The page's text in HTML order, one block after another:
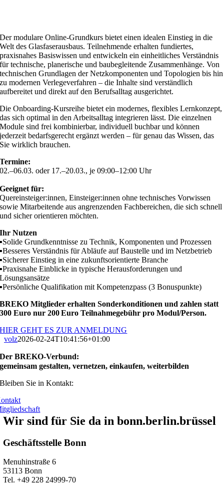
Der modulare Online-Grundkurs bietet einen idealen Einstieg in die
Welt des Glasfaserausbaus. Teilnehmende erhalten fundiertes,
praxisnahes Basiswissen und entwickeln ein einheitliches Verständnis
für technische, planerische und baubegleitende Zusammenhänge. Von
technischen Grundlagen der Netzkomponenten und Topologien bis hin
zu modernen Verlegeverfahren – die Inhalte sind verständlich
aufbereitet und direkt auf den Berufsalltag ausgerichtet.
Die Onboarding-Kursreihe bietet ein modernes, flexibles Lernkonzept,
das sich optimal in den Arbeitsalltag integrieren lässt. Die einzelnen
Module sind frei kombinierbar, individuell buchbar und können
jederzeit bedarfsgerecht ergänzt werden – für genau das Wissen, das
Sie wirklich brauchen.
Termine:
02.–06.03. oder 17.–20.03., je 09:00–12:00 Uhr
Geeignet für:
Quereinsteiger:innen, Einsteiger:innen ohne technisches Vorwissen
sowie Mitarbeitende aus angrenzenden Fachbereichen, die sich schnell
und sicher orientieren möchten.
Ihr Nutzen
▪️Solide Grundkenntnisse zu Technik, Komponenten und Prozessen
▪️Besseres Verständnis für Abläufe auf Baustelle und im Netzbetrieb
▪️Sicherer Einstieg in eine zukunftsorientierte Branche
▪️Praxisnahe Einblicke in typische Herausforderungen und
Lösungsansätze
▪️Persönliche Qualifikation mit Kompetenzpass (3 Bonuspunkte)
BREKO Mitglieder erhalten Sonderkonditionen und zahlen statt
300 Euro nur 200 Euro Teilnahmegebühr pro Modul/Person.
HIER GEHT ES ZUR ANMELDUNG
volz2026-02-24T10:41:56+01:00
Der BREKO-Verbund:
gemeinsam gestalten, vernetzen, einkaufen, weiterbilden
Bleiben Sie in Kontakt:
Wir sind für Sie da in bonn.berlin.brüssel
Geschäftsstelle Bonn
Menuhinstraße 6
53113 Bonn
Tel. +49 228 24999-70